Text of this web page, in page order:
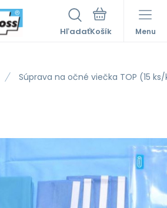
Hľadať Menu
Súprava na očné viečka TOP (15